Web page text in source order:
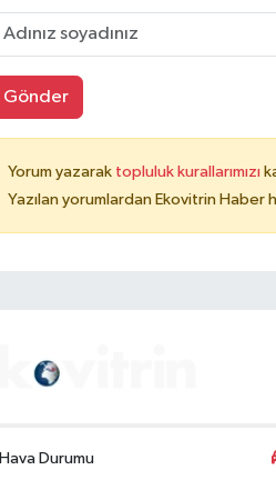
Gönder
Yorum yazarak topluluk kurallarımızı
Yazılan yorumlardan Ekovitrin
Hava Durumu